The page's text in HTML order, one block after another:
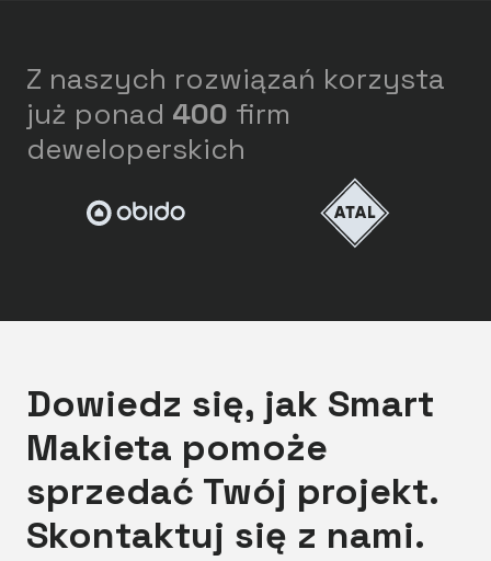
Z naszych rozwiązań korzysta
już ponad 400 firm
deweloperskich
Dowiedz się, jak Smart
Makieta pomoże
sprzedać Twój projekt.
Skontaktuj się z nami.